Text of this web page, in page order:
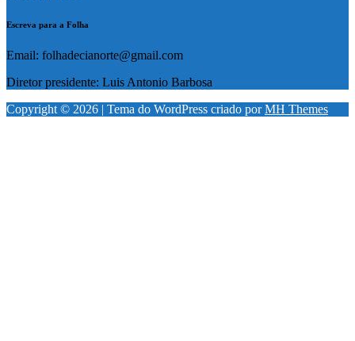
Escreva para a Folha
Email: folhadecianorte@gmail.com
Diretor presidente: Luis Antonio Barbosa
Copyright © 2026 | Tema do WordPress criado porMH Themes